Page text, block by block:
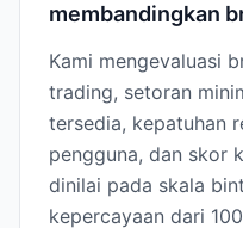
membandingkan
Kami mengevaluasi
trading, setoran
tersedia, kepatuhan
pengguna, dan skor
dinilai pada skala
kepercayaan dari